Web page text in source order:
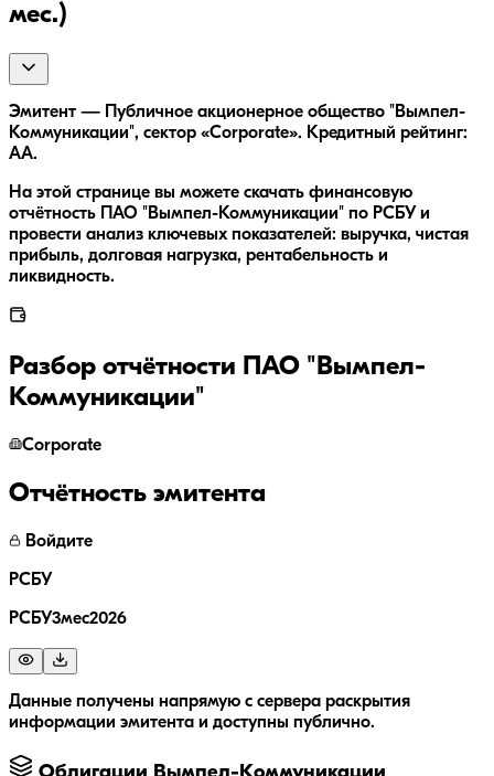
мес.)
Эмитент — Публичное акционерное общество "Вымпел-
Коммуникации", сектор «Corporate». Кредитный рейтинг:
AA.
На этой странице вы можете скачать финансовую
отчётность ПАО "Вымпел-Коммуникации" по РСБУ и
провести анализ ключевых показателей: выручка, чистая
прибыль, долговая нагрузка, рентабельность и
ликвидность.
Разбор отчётности ПАО "Вымпел-
Коммуникации"
Corporate
Отчётность эмитента
Войдите
РСБУ
РСБУ3мес2026
Данные получены напрямую с сервера раскрытия
информации эмитента и доступны публично.